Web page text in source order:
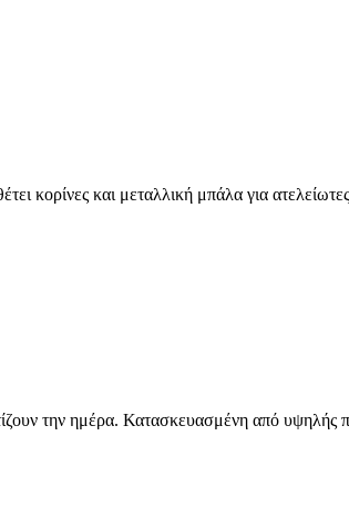
κορίνες και μεταλλική μπάλα για
την ημέρα. Κατασκευασμένη από υψηλής